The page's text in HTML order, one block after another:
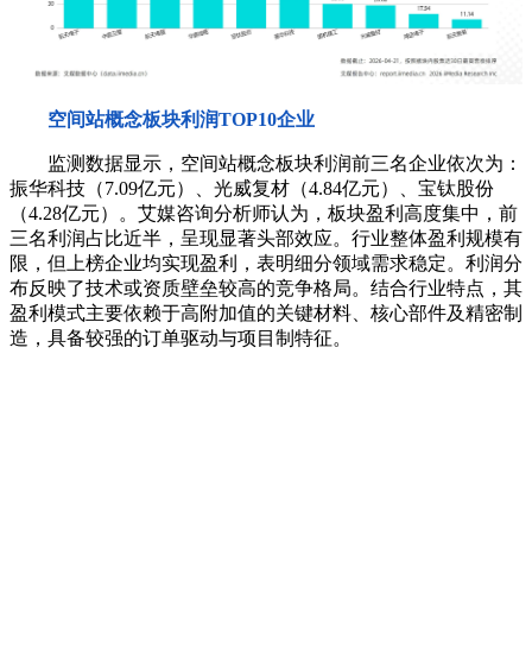
空间站概念板块利润TOP10企业
监测数据显示，空间站概念板块利润前三名企业依次为：
振华科技（7.09亿元）、光威复材（4.84亿元）、宝钛股份
（4.28亿元）。艾媒咨询分析师认为，板块盈利高度集中，前
三名利润占比近半，呈现显著头部效应。行业整体盈利规模有
限，但上榜企业均实现盈利，表明细分领域需求稳定。利润分
布反映了技术或资质壁垒较高的竞争格局。结合行业特点，其
盈利模式主要依赖于高附加值的关键材料、核心部件及精密制
造，具备较强的订单驱动与项目制特征。